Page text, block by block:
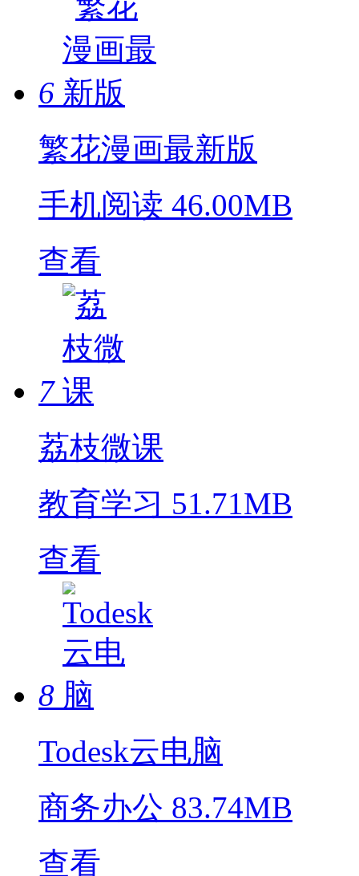
6
繁花漫画最新版
手机阅读 46.00MB
查看
7
荔枝微课
教育学习 51.71MB
查看
8
Todesk云电脑
商务办公 83.74MB
查看